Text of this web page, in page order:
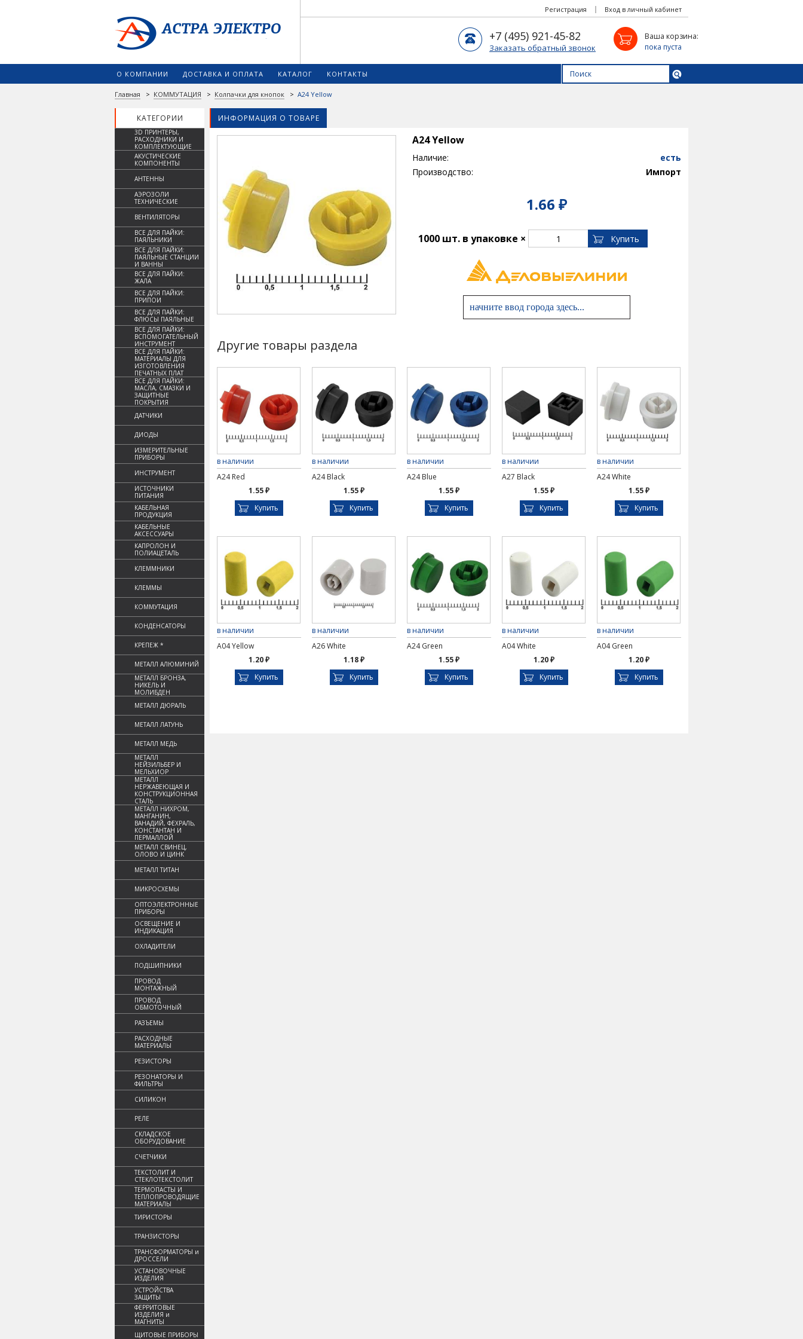
Вход в личный кабинет
Регистрация
Ваша корзина:
пока пуста
+7 (495) 921-45-82
Заказать обратный звонок
О КОМПАНИИ ДОСТАВКА И ОПЛАТА КАТАЛОГ КОНТАКТЫ
Главная > КОММУТАЦИЯ > Колпачки для кнопок > A24 Yellow
КАТЕГОРИИ ИНФОРМАЦИЯ О ТОВАРЕ
3D ПРИНТЕРЫ,
РАСХОДНИКИ И
КОМПЛЕКТУЮЩИЕ
АКУСТИЧЕСКИЕ
КОМПОНЕНТЫ
АНТЕННЫ
АЭРОЗОЛИ
ТЕХНИЧЕСКИЕ
ВЕНТИЛЯТОРЫ
ВСЕ ДЛЯ ПАЙКИ:
ПАЯЛЬНИКИ
ВСЕ ДЛЯ ПАЙКИ:
ПАЯЛЬНЫЕ СТАНЦИИ
И ВАННЫ
ВСЕ ДЛЯ ПАЙКИ:
ЖАЛА
ВСЕ ДЛЯ ПАЙКИ:
ПРИПОИ
ВСЕ ДЛЯ ПАЙКИ:
ФЛЮСЫ ПАЯЛЬНЫЕ
ВСЕ ДЛЯ ПАЙКИ:
ВСПОМОГАТЕЛЬНЫЙ
ИНСТРУМЕНТ
ВСЕ ДЛЯ ПАЙКИ:
МАТЕРИАЛЫ ДЛЯ
ИЗГОТОВЛЕНИЯ
ПЕЧАТНЫХ ПЛАТ
ВСЕ ДЛЯ ПАЙКИ:
МАСЛА, СМАЗКИ И
ЗАЩИТНЫЕ
ПОКРЫТИЯ
ДАТЧИКИ
ДИОДЫ
ИЗМЕРИТЕЛЬНЫЕ
ПРИБОРЫ
ИНСТРУМЕНТ
ИСТОЧНИКИ
ПИТАНИЯ
КАБЕЛЬНАЯ
ПРОДУКЦИЯ
КАБЕЛЬНЫЕ
АКСЕССУАРЫ
КАПРОЛОН И
ПОЛИАЦЕТАЛЬ
КЛЕММНИКИ
КЛЕММЫ
КОММУТАЦИЯ
КОНДЕНСАТОРЫ
КРЕПЕЖ *
МЕТАЛЛ АЛЮМИНИЙ
МЕТАЛЛ БРОНЗА,
НИКЕЛЬ И
МОЛИБДЕН
МЕТАЛЛ ДЮРАЛЬ
МЕТАЛЛ ЛАТУНЬ
МЕТАЛЛ МЕДЬ
МЕТАЛЛ
НЕЙЗИЛЬБЕР И
МЕЛЬХИОР
МЕТАЛЛ
НЕРЖАВЕЮЩАЯ И
КОНСТРУКЦИОННАЯ
СТАЛЬ
МЕТАЛЛ НИХРОМ,
МАНГАНИН,
ВАНАДИЙ, ФЕХРАЛЬ,
КОНСТАНТАН И
ПЕРМАЛЛОЙ
МЕТАЛЛ СВИНЕЦ,
ОЛОВО И ЦИНК
МЕТАЛЛ ТИТАН
МИКРОСХЕМЫ
ОПТОЭЛЕКТРОННЫЕ
ПРИБОРЫ
ОСВЕЩЕНИЕ И
ИНДИКАЦИЯ
ОХЛАДИТЕЛИ
ПОДШИПНИКИ
ПРОВОД
МОНТАЖНЫЙ
ПРОВОД
ОБМОТОЧНЫЙ
РАЗЪЕМЫ
РАСХОДНЫЕ
МАТЕРИАЛЫ
РЕЗИСТОРЫ
РЕЗОНАТОРЫ И
ФИЛЬТРЫ
СИЛИКОН
РЕЛЕ
СКЛАДСКОЕ
ОБОРУДОВАНИЕ
СЧЕТЧИКИ
ТЕКСТОЛИТ И
СТЕКЛОТЕКСТОЛИТ
ТЕРМОПАСТЫ И
ТЕПЛОПРОВОДЯЩИЕ
МАТЕРИАЛЫ
ТИРИСТОРЫ
ТРАНЗИСТОРЫ
ТРАНСФОРМАТОРЫ и
ДРОССЕЛИ
УСТАНОВОЧНЫЕ
ИЗДЕЛИЯ
УСТРОЙСТВА
ЗАЩИТЫ
ФЕРРИТОВЫЕ
ИЗДЕЛИЯ и
МАГНИТЫ
ЩИТОВЫЕ ПРИБОРЫ
A24 Yellow
Наличие:
есть
Производство:
Импорт
1.66 ₽
1000 шт. в упаковке ×
Другие товары раздела
в наличии
A24 Red
1.55 ₽
Купить
в наличии
A24 Black
1.55 ₽
Купить
в наличии
A24 Blue
1.55 ₽
Купить
в наличии
A27 Black
1.55 ₽
Купить
в наличии
A24 White
1.55 ₽
Купить
в наличии
A04 Yellow
1.20 ₽
Купить
в наличии
A26 White
1.18 ₽
Купить
в наличии
A24 Green
1.55 ₽
Купить
в наличии
A04 White
1.20 ₽
Купить
в наличии
A04 Green
1.20 ₽
Купить